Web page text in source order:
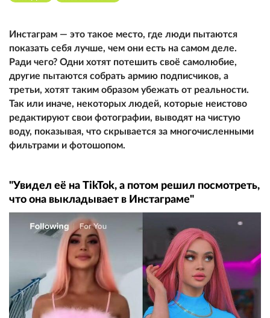
Инстаграм — это такое место, где люди пытаются
показать себя лучше, чем они есть на самом деле.
Ради чего? Одни хотят потешить своё самолюбие,
другие пытаются собрать армию подписчиков, а
третьи, хотят таким образом убежать от реальности.
Так или иначе, некоторых людей, которые неистово
редактируют свои фотографии, выводят на чистую
воду, показывая, что скрывается за многочисленными
фильтрами и фотошопом.
"Увидел её на TikTok, а потом решил посмотреть,
что она выкладывает в Инстаграме"